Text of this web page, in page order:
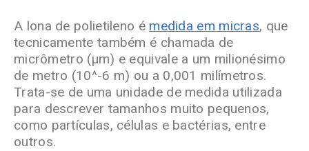
A lona de polietileno é medida em micras, que
tecnicamente também é chamada de
micrômetro (µm) e equivale a um milionésimo
de metro (10^-6 m) ou a 0,001 milímetros.
Trata-se de uma unidade de medida utilizada
para descrever tamanhos muito pequenos,
como partículas, células e bactérias, entre
outros.